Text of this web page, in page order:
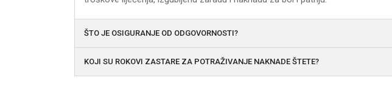
ŠTO JE OSIGURANJE OD ODGOVORNOSTI?
KOJI SU ROKOVI ZASTARE ZA POTRAŽIVANJE NAKNADE ŠTETE?